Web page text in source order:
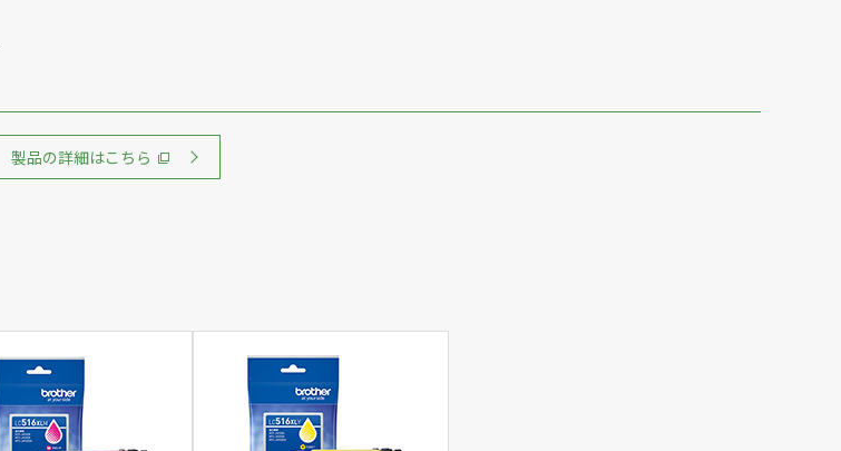
製品の詳細はこちら